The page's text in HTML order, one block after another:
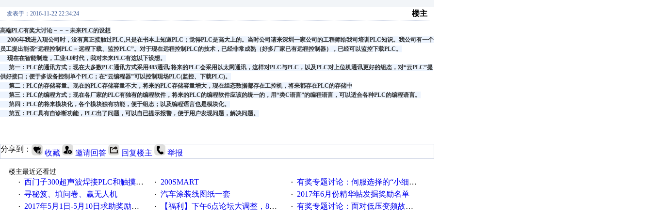
发表于：2016-11-22 22:34:24 楼主
高端PLC有奖大讨论－－－未来PLC的设想
2006年我进入现公司时，没有真正接触过PLC,只是在书本上知道PLC ；觉得PLC是高大上的。当时公司请来深圳一家公司的工程师给我司培训 PLC知识。我公司有一个
员工提出能否“远程控制PLC －远程下载、监控PLC”。对于现在远程控制PLC的技术，已经非常成熟（好多厂家已有远程控制器），已经可以监控下载PLC。
现在在智能制造，工业4.0时代，我对未来PLC有这以下设想。
第一： PLC的通讯方式；现在大多数PLC通讯方式采用485通讯;将来的PLC会采用以太网通讯，这样对PLC与PLC ，以及PLC对上位机通讯更好的组态，对“云PLC”提
供好接口；便于多设备控制单个PLC ；在“云编程器”可以控制现场PLC(监控、下载PLC)。
第二： PLC的存储容量。现在的PLC存储容量不大，将来的PLC存储容量增大，现在组态数据都存在工控机，将来都存在PLC的存储中
第三： PLC的编程方式；现在各厂家的PLC有独有的编程软件，将来的PLC的编程软件应该的统一的，用“类C语言”的编程语言，可以适合各种PLC的编程语言。
第四： PLC的将来模块化，各个模块独有功能，便于组态；以及编程语言也是模块化。
第五： PLC具有自诊断功能， PLC出了问题，可以自已提示报警，便于用户发现问题，解决问题。
分享到： 收藏 邀请回答 回复楼主 举报
楼主最近还看过
· 西门子300超声波焊接PLC和触摸屏程序 · 200SMART · 有奖专题讨论：伺服选择的“小细节大学问”奖励公告
· 寻秘笈、填问卷、赢无人机 · 汽车涂装线图纸一套 · 2017年6月份精华帖发掘奖励名单
· 2017年5月1日-5月10日求助奖励发放公告 · 【福利】下午6点论坛大调整，8点服务器内存升级 · 有奖专题讨论：面对低压变频故障，老手是这样解决的！